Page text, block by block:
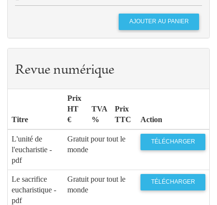
Revue numérique
Titre
Prix
HT
€
TVA
%
Prix
TTC
Action
L'unité de
l'eucharistie -
pdf
Gratuit pour tout le
monde
TÉLÉCHARGER
Le sacrifice
eucharistique -
pdf
Gratuit pour tout le
monde
TÉLÉCHARGER